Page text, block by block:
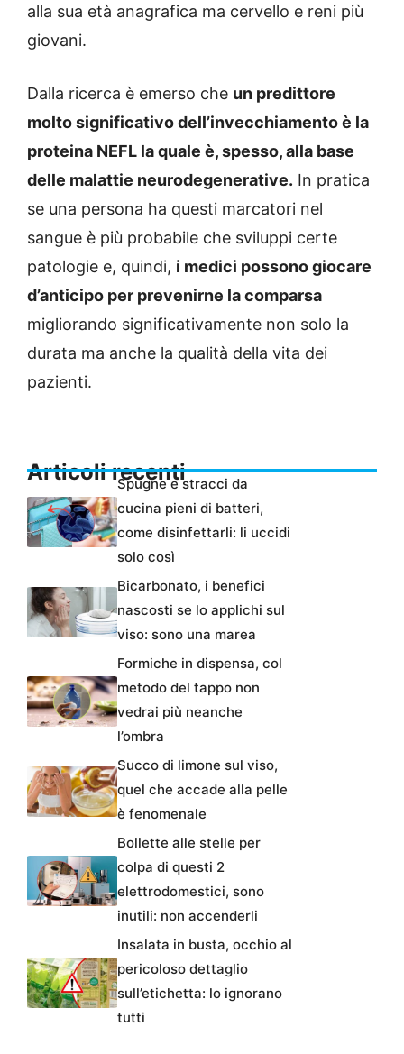
alla sua età anagrafica ma cervello e reni più
giovani.
Dalla ricerca è emerso che un predittore
molto significativo dell’invecchiamento è la
proteina NEFL la quale è, spesso, alla base
delle malattie neurodegenerative. In pratica
se una persona ha questi marcatori nel
sangue è più probabile che sviluppi certe
patologie e, quindi, i medici possono giocare
d’anticipo per prevenirne la comparsa
migliorando significativamente non solo la
durata ma anche la qualità della vita dei
pazienti.
Articoli recenti
Spugne e stracci da
cucina pieni di batteri,
come disinfettarli: li uccidi
solo così
Bicarbonato, i benefici
nascosti se lo applichi sul
viso: sono una marea
Formiche in dispensa, col
metodo del tappo non
vedrai più neanche
l’ombra
Succo di limone sul viso,
quel che accade alla pelle
è fenomenale
Bollette alle stelle per
colpa di questi 2
elettrodomestici, sono
inutili: non accenderli
Insalata in busta, occhio al
pericoloso dettaglio
sull’etichetta: lo ignorano
tutti